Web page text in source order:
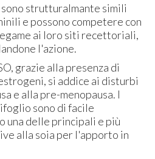
sono strutturalmante simili
e possono competere con
ai loro siti recettoriali,
l'azione.
grazie alla presenza di
si addice ai disturbi
e alla pre-menopausa. I
sono di facile
una delle principali e più
alla soia per l'apporto in